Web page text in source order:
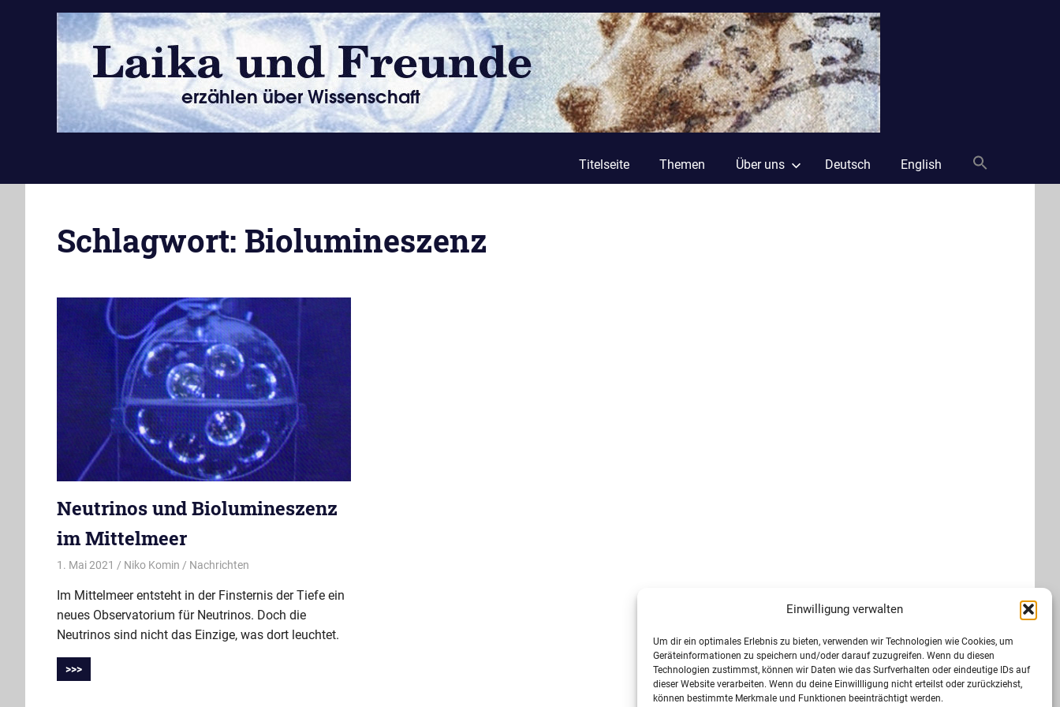
Einwilligung verwalten
Um dir ein optimales Erlebnis zu bieten, verwenden wir Technologien wie Cookies, um
Geräteinformationen zu speichern und/oder darauf zuzugreifen. Wenn du diesen
Technologien zustimmst, können wir Daten wie das Surfverhalten oder eindeutige IDs auf
dieser Website verarbeiten. Wenn du deine Einwillligung nicht erteilst oder zurückziehst,
können bestimmte Merkmale und Funktionen beeinträchtigt werden.
Titelseite Themen Über uns Deutsch English
Schlagwort: Biolumineszenz
Neutrinos und Biolumineszenz
im Mittelmeer
1. Mai 2021 Niko Komin Nachrichten
Im Mittelmeer entsteht in der Finsternis der Tiefe ein
neues Observatorium für Neutrinos. Doch die
Neutrinos sind nicht das Einzige, was dort leuchtet.
>>>